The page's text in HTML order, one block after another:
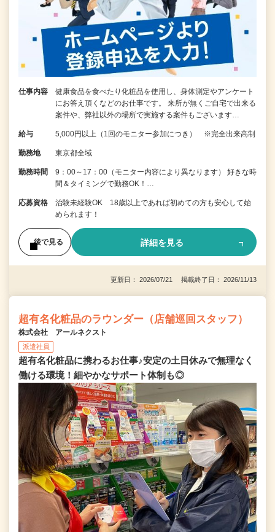
仕事内容
健康食品を食べたり化粧品を使用し、身体測定やアンケート
にお答え頂くなどのお仕事です。 来所が無くご自宅で出来る
案件や、弊社以外の場所で実施する案件もございます…
給与 5,000円以上（1回のモニター参加につき） ※完全出来高制
勤務地 東京都全域
勤務時間
9：00～17：00（モニター内容により異なります） 好きな時
間＆タイミングで勤務OK！…
応募資格
治験未経験OK 18歳以上であれば初めての方も安心して始
められます！
後で見る 詳細を見る
更新日： 2026/07/21 掲載終了日： 2026/11/13
超有名化粧品のラウンダー（店舗巡回スタッフ）
株式会社 アールネクスト
派遣社員
超有名化粧品に携わるお仕事♪安定の土日休みで無理なく
働ける環境！細やかなサポート体制も◎